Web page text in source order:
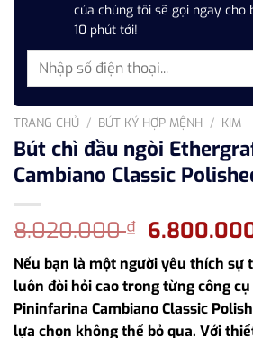
của chúng tôi sẽ gọi ngay cho
10 phút tới!
TRANG CHỦ / BÚT KÝ HỢP MỆNH / KIM
Bút chì đầu ngòi
Cambiano Classic
8.020.000₫ Giá
gốc
là:
Nếu bạn là một người yêu thích sự
luôn đòi hỏi cao trong từng công
Pininfarina Cambiano Classic
lựa chọn không thể bỏ qua. Với